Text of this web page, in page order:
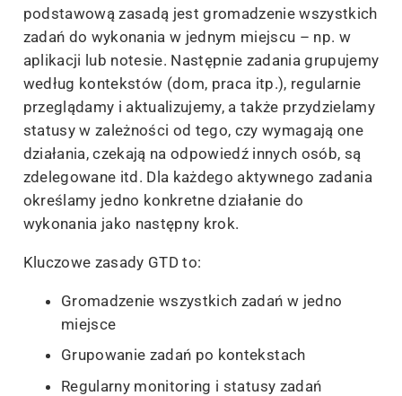
podstawową zasadą jest gromadzenie wszystkich
zadań do wykonania w jednym miejscu – np. w
aplikacji lub notesie. Następnie zadania grupujemy
według kontekstów (dom, praca itp.), regularnie
przeglądamy i aktualizujemy, a także przydzielamy
statusy w zależności od tego, czy wymagają one
działania, czekają na odpowiedź innych osób, są
zdelegowane itd. Dla każdego aktywnego zadania
określamy jedno konkretne działanie do
wykonania jako następny krok.
Kluczowe zasady GTD to:
Gromadzenie wszystkich zadań w jedno
miejsce
Grupowanie zadań po kontekstach
Regularny monitoring i statusy zadań